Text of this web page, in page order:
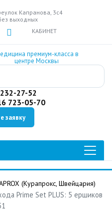
к
основному
содержанию
Капранова, 3с4
выходных
КАБИНЕТ
премиум-класса в
центре Москвы
27-52
723-05-70
заявку
(Курапрокс, Швейцария)
Prime Set PLUS: 5 ершиков